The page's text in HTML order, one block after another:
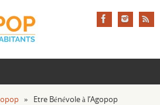
» Etre Bénévole à l’Agopop